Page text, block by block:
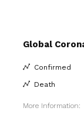
Global
Confirmed
Death
More Information: